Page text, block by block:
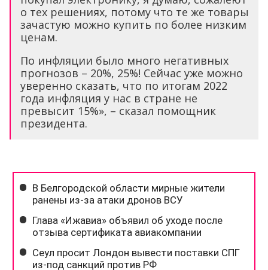
о тех решениях, потому что те же товары
зачастую можно купить по более низким
ценам.
По инфляции было много негативных
прогнозов – 20%, 25%! Сейчас уже можно
уверенно сказать, что по итогам 2022
года инфляция у нас в стране не
превысит 15%», – сказал помощник
президента.